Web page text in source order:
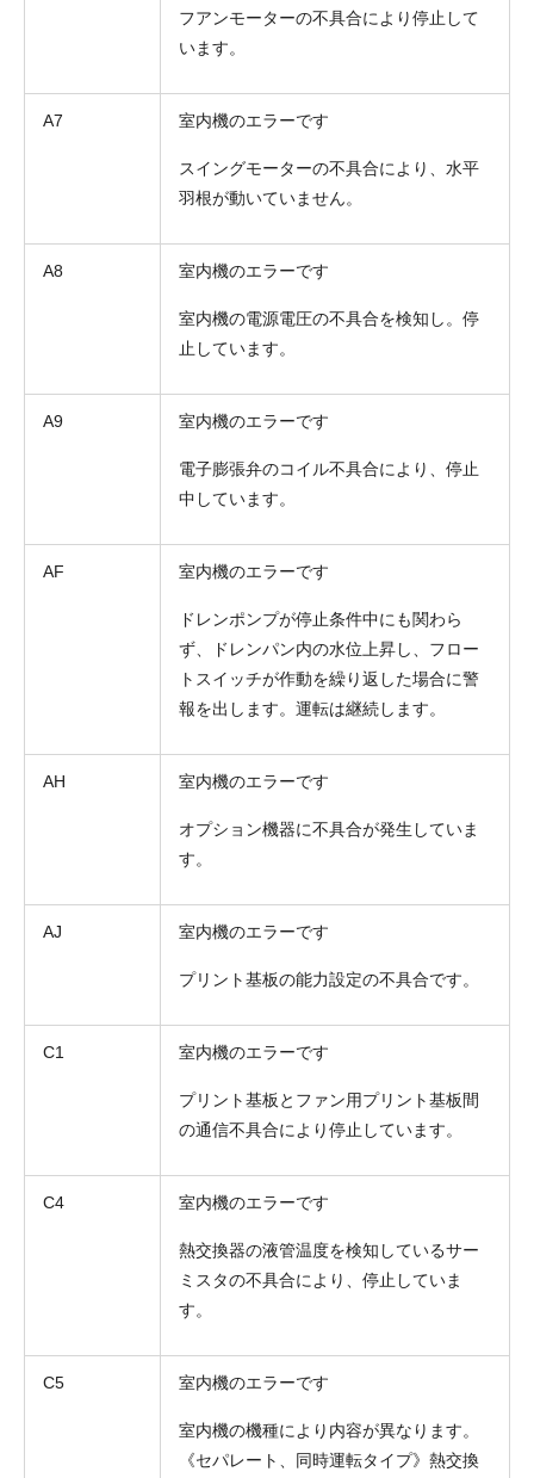
フアンモーターの不具合により停止して
います。
A7 室内機のエラーです
スイングモーターの不具合により、水平
羽根が動いていません。
A8 室内機のエラーです
室内機の電源電圧の不具合を検知し。停
止しています。
A9 室内機のエラーです
電子膨張弁のコイル不具合により、停止
中しています。
AF 室内機のエラーです
ドレンポンプが停止条件中にも関わら
ず、ドレンパン内の水位上昇し、フロー
トスイッチが作動を繰り返した場合に警
報を出します。運転は継続します。
AH 室内機のエラーです
オプション機器に不具合が発生していま
す。
AJ 室内機のエラーです
プリント基板の能力設定の不具合です。
C1 室内機のエラーです
プリント基板とファン用プリント基板間
の通信不具合により停止しています。
C4 室内機のエラーです
熱交換器の液管温度を検知しているサー
ミスタの不具合により、停止していま
す。
C5 室内機のエラーです
室内機の機種により内容が異なります。
《セパレート、同時運転タイプ》熱交換